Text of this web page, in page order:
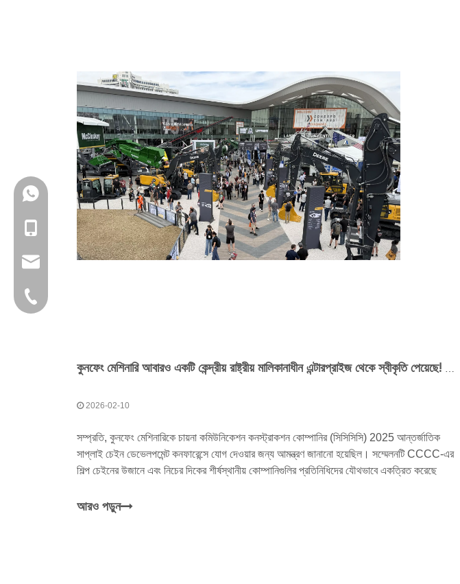
কুনফেং মেশিনারি আবারও একটি কেন্দ্রীয় রাষ্ট্রীয় মালিকানাধীন এন্টারপ্রাইজ থেকে স্বীকৃতি পেয়েছে! এটিকে CCCC দ্বারা টানা তৃতীয় বছরের জন্য '2025 ক্লাস এ সরবরাহকারী' হিসাবে রেট করা হয়েছে
2026-02-10
সম্প্রতি, কুনফেং মেশিনারিকে চায়না কমিউনিকেশন কনস্ট্রাকশন কোম্পানির (সিসিসিসি) 2025 আন্তর্জাতিক
সাপ্লাই চেইন ডেভেলপমেন্ট কনফারেন্সে যোগ দেওয়ার জন্য আমন্ত্রণ জানানো হয়েছিল। সম্মেলনটি CCCC-এর
শিল্প চেইনের উজানে এবং নিচের দিকের শীর্ষস্থানীয় কোম্পানিগুলির প্রতিনিধিদের যৌথভাবে একত্রিত করেছে
আরও পড়ুন
+86-18150503129
+86-18150503129
group@qunfeng.com